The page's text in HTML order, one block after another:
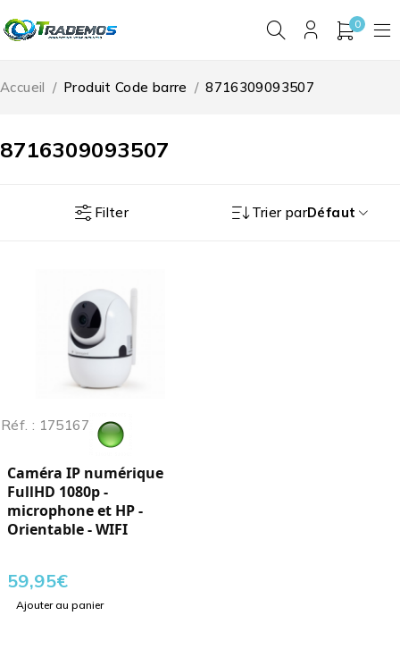
0
8716309093507
Accueil / Produit Code barre / 8716309093507
Filter Trier parDéfaut
Réf. : 175167
Caméra IP numérique
FullHD 1080p -
microphone et HP -
Orientable - WIFI
59,95€
Ajouter au panier